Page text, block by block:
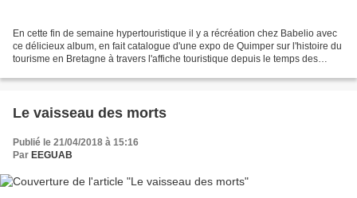
En cette fin de semaine hypertouristique il y a récréation chez Babelio avec
ce délicieux album, en fait catalogue d'une expo de Quimper sur l'histoire du
tourisme en Bretagne à travers l'affiche touristique depuis le temps des
Le vaisseau des morts
Publié le 21/04/2018 à 15:16
Par EEGUAB